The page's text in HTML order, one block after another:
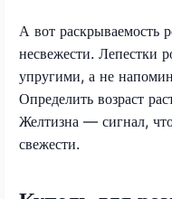
А вот раскрываемость
несвежести. Лепестки
упругими, а не
Определить возраст
Желтизна — сигнал,
свежести.